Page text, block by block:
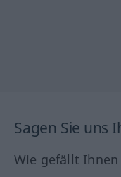
Sagen Sie uns
Wie gefällt